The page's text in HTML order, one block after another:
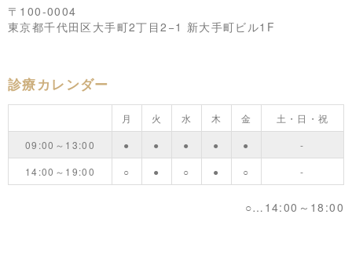
〒100-0004
東京都千代田区大手町2丁目2−1 新大手町ビル1F
診療カレンダー
月 火 水 木 金
土・日・祝
09:00～13:00
● ● ● ● ●
-
14:00～19:00
○ ● ○ ● ○ -
○…14:00～18:00